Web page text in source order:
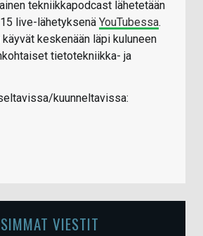
tekniikkapodcast lähetetään
live-lähetyksenä YouTubessa.
keskenään läpi kuluneen
tietotekniikka- ja
kuunneltavissa:
VIESTIT